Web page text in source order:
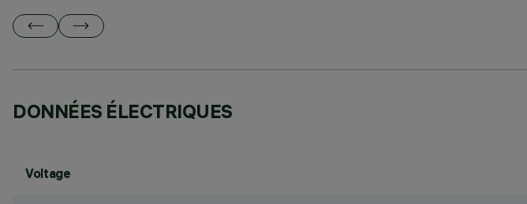
DONNÉES ÉLECTRIQUES
Voltage